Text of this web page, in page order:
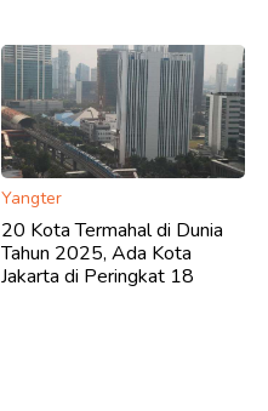
Yangter
20 Kota Termahal di Dunia
Tahun 2025, Ada Kota
Jakarta di Peringkat 18